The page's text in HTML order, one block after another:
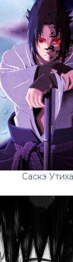
Саскэ Утиха